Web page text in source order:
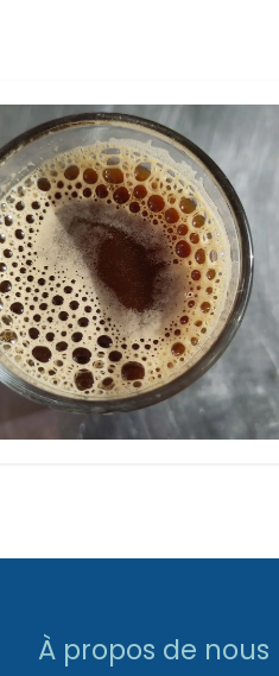
À propos de nous